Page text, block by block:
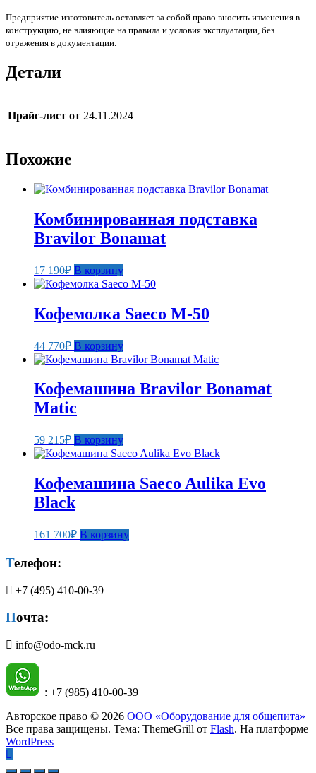
Сушилки для рук
Урны
Фены настенные
Фильтры для воды
Предприятие-изготовитель оставляет за собой право вносить изменения в
конструкцию, не влияющие на правила и условия эксплуатации, без
отражения в документации.
Детали
Прайс-лист от 24.11.2024
Похожие
Комбинированная подставка
Bravilor Bonamat
17 190₽ В корзину
Кофемолка Saeco M-50
44 770₽ В корзину
Кофемашина Bravilor Bonamat
Matic
59 215₽ В корзину
Кофемашина Saeco Aulika Evo
Black
161 700₽ В корзину
Телефон:
+7 (495) 410-00-39
Почта:
info@odo-mck.ru
: +7 (985) 410-00-39
Авторское право © 2026 ООО «Оборудование для общепита»
Все права защищены. Тема: ThemeGrill от Flash. На платформе
WordPress